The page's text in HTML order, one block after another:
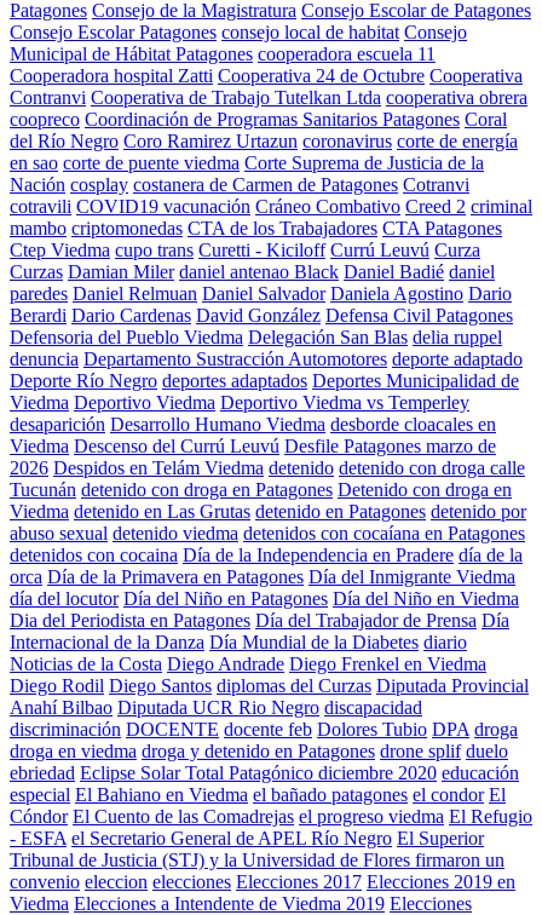
Patagones Consejo de la Magistratura Consejo Escolar de Patagones
Consejo Escolar Patagones consejo local de habitat Consejo
Municipal de Hábitat Patagones cooperadora escuela 11
Cooperadora hospital Zatti Cooperativa 24 de Octubre Cooperativa
Contranvi Cooperativa de Trabajo Tutelkan Ltda cooperativa obrera
coopreco Coordinación de Programas Sanitarios Patagones Coral
del Río Negro Coro Ramirez Urtazun coronavirus corte de energía
en sao corte de puente viedma Corte Suprema de Justicia de la
Nación cosplay costanera de Carmen de Patagones Cotranvi
cotravili COVID19 vacunación Cráneo Combativo Creed 2 criminal
mambo criptomonedas CTA de los Trabajadores CTA Patagones
Ctep Viedma cupo trans Curetti - Kiciloff Currú Leuvú Curza
Curzas Damian Miler daniel antenao Black Daniel Badié daniel
paredes Daniel Relmuan Daniel Salvador Daniela Agostino Dario
Berardi Dario Cardenas David González Defensa Civil Patagones
Defensoria del Pueblo Viedma Delegación San Blas delia ruppel
denuncia Departamento Sustracción Automotores deporte adaptado
Deporte Río Negro deportes adaptados Deportes Municipalidad de
Viedma Deportivo Viedma Deportivo Viedma vs Temperley
desaparición Desarrollo Humano Viedma desborde cloacales en
Viedma Descenso del Currú Leuvú Desfile Patagones marzo de
2026 Despidos en Telám Viedma detenido detenido con droga calle
Tucunán detenido con droga en Patagones Detenido con droga en
Viedma detenido en Las Grutas detenido en Patagones detenido por
abuso sexual detenido viedma detenidos con cocaíana en Patagones
detenidos con cocaina Día de la Independencia en Pradere día de la
orca Día de la Primavera en Patagones Día del Inmigrante Viedma
día del locutor Día del Niño en Patagones Día del Niño en Viedma
Dia del Periodista en Patagones Día del Trabajador de Prensa Día
Internacional de la Danza Día Mundial de la Diabetes diario
Noticias de la Costa Diego Andrade Diego Frenkel en Viedma
Diego Rodil Diego Santos diplomas del Curzas Diputada Provincial
Anahí Bilbao Diputada UCR Rio Negro discapacidad
discriminación DOCENTE docente feb Dolores Tubio DPA droga
droga en viedma droga y detenido en Patagones drone splif duelo
ebriedad Eclipse Solar Total Patagónico diciembre 2020 educación
especial El Bahiano en Viedma el bañado patagones el condor El
Cóndor El Cuento de las Comadrejas el progreso viedma El Refugio
- ESFA el Secretario General de APEL Río Negro El Superior
Tribunal de Justicia (STJ) y la Universidad de Flores firmaron un
convenio eleccion elecciones Elecciones 2017 Elecciones 2019 en
Viedma Elecciones a Intendente de Viedma 2019 Elecciones